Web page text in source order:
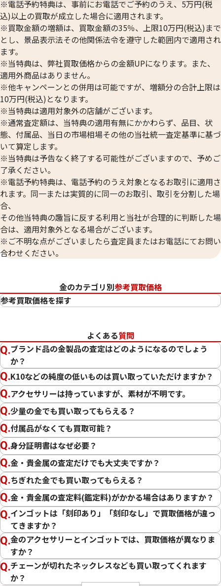
※電話予約特典は、事前にお電話でご予約のうえ、5万円(税
込)以上の買取が成立した場合に適用されます。
※買取金額の増額は、買取金額の35％、上限10万円(税込)まで
とし、景品表示法その他関係法令を遵守した範囲内で適用され
ます。
※当特典は、弊社買取価格からの金額UPになります。また、
適用外商品はありません。
※他キャンペーンとの併用は可能ですが、増額分の合計上限は
10万円(税込)となります。
※当特典は適用対象外の店舗がございます。
※通常査定額は、当特典の適用有無にかかわらず、品目、状
態、付属品、当日の市場相場その他の当社統一査定基準に基づ
いて算定します。
※当特典は予告なく終了する可能性がございますので、予めご
了承ください。
※電話予約特典は、電話予約のうえ対象となるお取引に適用さ
れます。同一または実質的に同一のお取引、取引を分割した場
合、
その他当特典の趣旨に反する利用と当社が合理的に判断した場
合は、適用対象外となる場合がございます。
※ご不明な点がございましたら査定員またはお電話にてお問い
合わせください。
金のカテゴリ別参考買取価格
参考買取価格を探す
22金（K22）
21.6金（K21.6）
20金（K20）
18金（K18）
14金（K14）
12金（K12）
10金（K10）
金
プラチナ
よくある質問
ブランド品の金製品の査定はどのようになるのでしょう
か？
K10などの純度の低いものは買い取っていただけますか？
アクセサリーは持っていますが、素材が不明です。
少量の金でも買い取ってもらえる？
付属品がなくても買取可能？
身分証明書はなぜ必要？
金・貴金属の査定だけでも大丈夫ですか？
ちぎれた金でも買い取ってもらえる？
金・貴金属の査定料(鑑定料)がかかる場合はありますか？
インゴットは「刻印あり」「刻印なし」で買取価格が違っ
てきますか？
金のアクセサリーとインゴットでは、買取価格が異なりま
すか？
チェーンが切れたネックレスなども買い取ってくれます
か？